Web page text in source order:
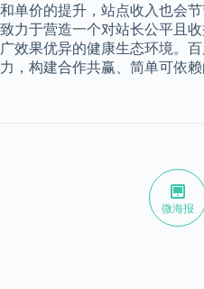
和单价的提升，站点收入也会
致力于营造一个对站长公平且
广效果优异的健康生态环境。
力，构建合作共赢、简单可依赖
微海报